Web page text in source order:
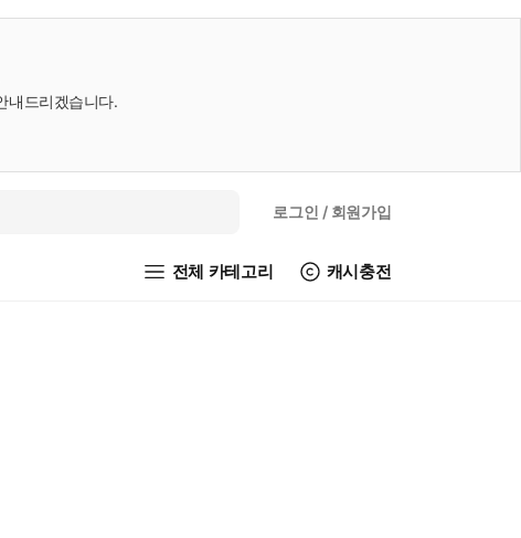
내드리겠습니다.
로그인 / 회원가입
전체 카테고리 캐시충전